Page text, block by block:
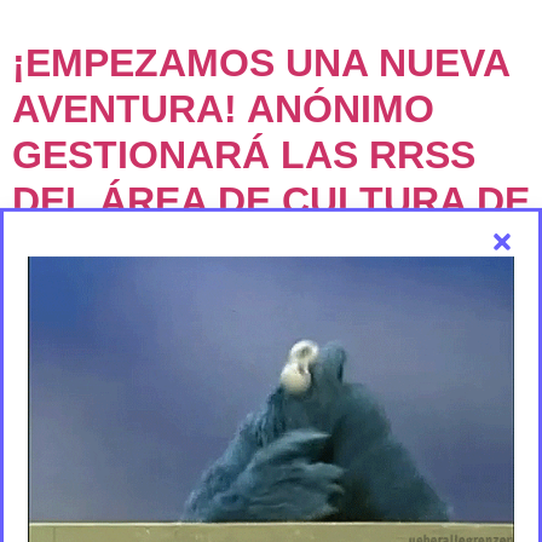
¡EMPEZAMOS UNA NUEVA
AVENTURA! ANÓNIMO
GESTIONARÁ LAS RRSS
DEL ÁREA DE CULTURA DE
LA UVIGO